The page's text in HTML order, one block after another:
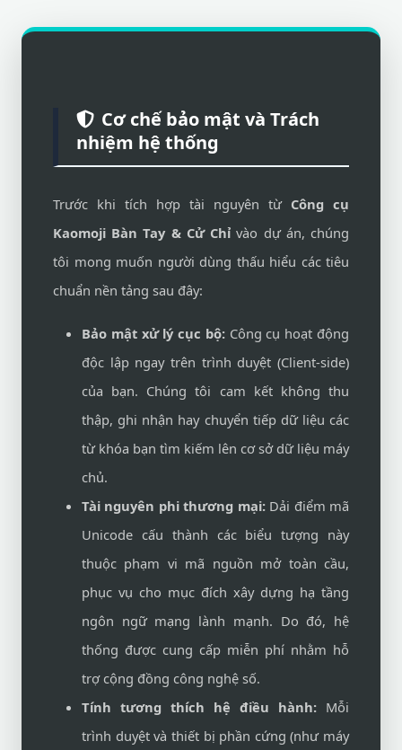
Cơ chế bảo mật và Trách
nhiệm hệ thống
Trước khi tích hợp tài nguyên từ Công cụ
Kaomoji Bàn Tay & Cử Chỉ vào dự án, chúng
tôi mong muốn người dùng thấu hiểu các tiêu
chuẩn nền tảng sau đây:
Bảo mật xử lý cục bộ:Công cụ hoạt động
độc lập ngay trên trình duyệt (Client-side)
của bạn. Chúng tôi cam kết không thu
thập, ghi nhận hay chuyển tiếp dữ liệu các
từ khóa bạn tìm kiếm lên cơ sở dữ liệu máy
chủ.
Tài nguyên phi thương mại:Dải điểm mã
Unicode cấu thành các biểu tượng này
thuộc phạm vi mã nguồn mở toàn cầu,
phục vụ cho mục đích xây dựng hạ tầng
ngôn ngữ mạng lành mạnh. Do đó, hệ
thống được cung cấp miễn phí nhằm hỗ
trợ cộng đồng công nghệ số.
Tính tương thích hệ điều hành: Mỗi
trình duyệt và thiết bị phần cứng (như máy